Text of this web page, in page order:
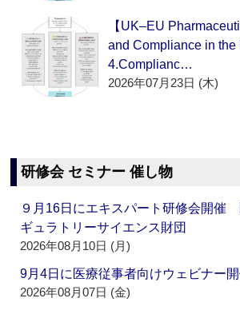
【UK–EU
and Compliance in the
4.Complianc…
2026年07月23日 (木)
研修会 セミナー 催し物
９月16日にエキスパート研修会開催
ギュラトリーサイエンス財団
2026年08月10日 (月)
9月4日に医療従事者向けウェビナー
2026年08月07日 (金)